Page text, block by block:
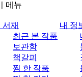
메뉴
서재
최근 본 작품
보관함
책갈피
찜 한 작품
내 정